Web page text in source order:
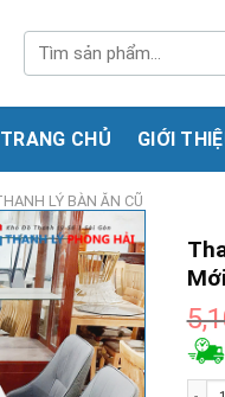
kiếm:
TRANG CHỦ GIỚI
LÝ BÀN ĂN CŨ